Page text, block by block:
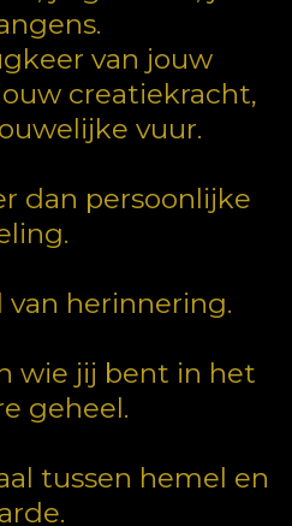
van jouw
creatiekracht,
vuur.
dan persoonlijke
van herinnering.
wie jij bent in het
geheel.
tussen hemel en